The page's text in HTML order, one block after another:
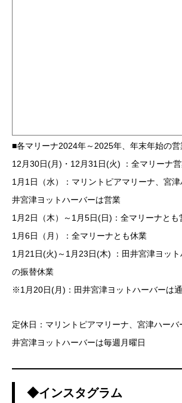
■各マリーナ2024年～2025年、年末年始の営
12月30日(月)・12月31日(火) ：全マリーナ
1月1日（水）：マリントピアマリーナ、宮
井宮津ヨットハーバーは営業
1月2日（木）～1月5日(日)：全マリーナとも
1月6日（月）：全マリーナとも休業
1月21日(火)～1月23日(木) ：田井宮津ヨッ
の振替休業
※1月20日(月)：田井宮津ヨットハーバーは
定休日：マリントピアマリーナ、宮津ハーバ
井宮津ヨットハーバーは毎週月曜日
◆インスタグラム